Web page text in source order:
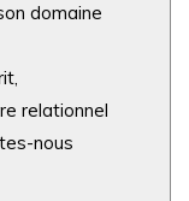
domaine
relationnel
nous